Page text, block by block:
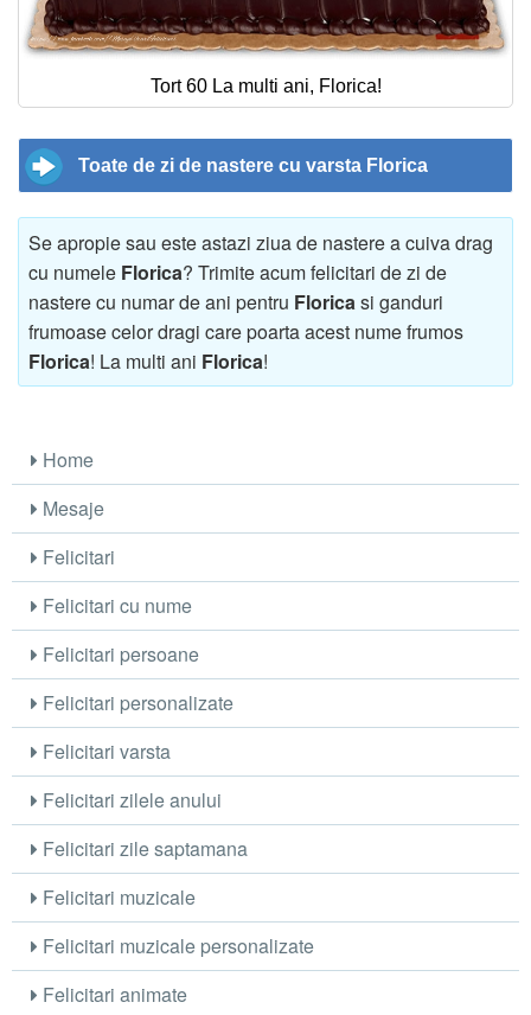
Tort 60 La multi ani, Florica!
Toate de zi de nastere cu varsta Florica
Se apropie sau este astazi ziua de nastere a cuiva drag
cu numele Florica? Trimite acum felicitari de zi de
nastere cu numar de ani pentru Floricasi ganduri
frumoase celor dragi care poarta acest nume frumos
Florica! La multi ani Florica!
Home
Mesaje
Felicitari
Felicitari cu nume
Felicitari persoane
Felicitari personalizate
Felicitari varsta
Felicitari zilele anului
Felicitari zile saptamana
Felicitari muzicale
Felicitari muzicale personalizate
Felicitari animate